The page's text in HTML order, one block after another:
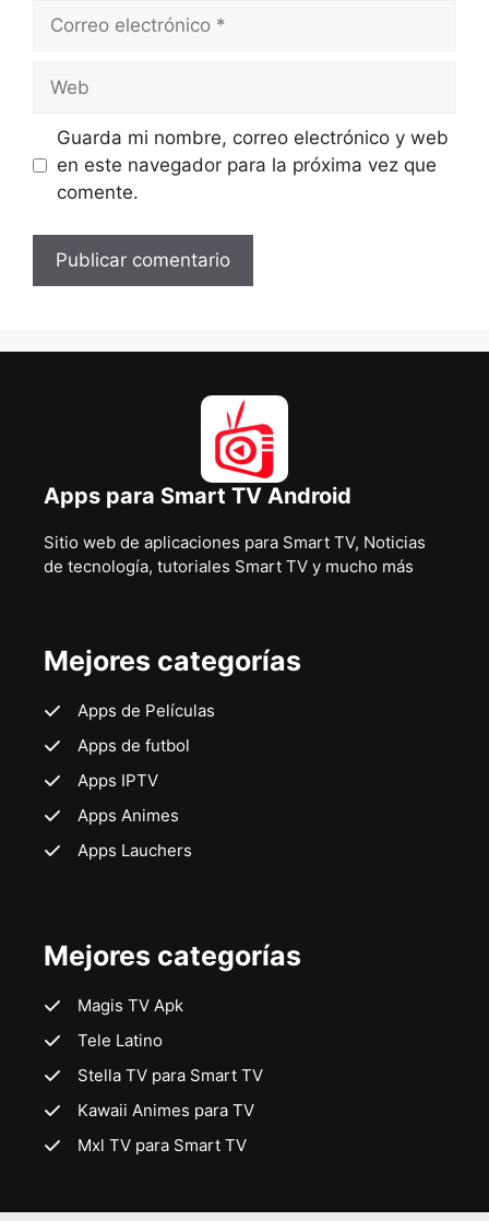
Correo
Web
Guarda mi nombre, correo electrónico y web
en este navegador para la próxima vez que
comente.
Apps para Smart TV Android
Sitio web de aplicaciones para Smart TV, Noticias
de tecnología, tutoriales Smart TV y mucho más
Mejores categorías
Apps de Películas
Apps de futbol
Apps IPTV
Apps Animes
Apps Lauchers
Mejores categorías
Magis TV Apk
Tele Latino
Stella TV para Smart TV
Kawaii Animes para TV
Mxl TV para Smart TV